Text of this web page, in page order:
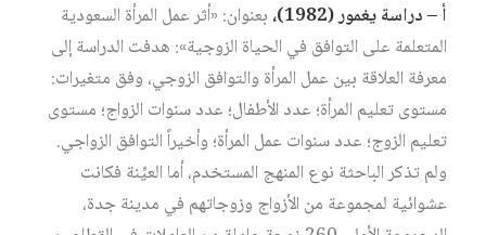
أ – دراسة يغمور (1982)،
بعنوان: «أثر عمل المرأة السعودية
المتعلمة على التوافق في الحياة الزوجية»: هدفت الدراسة إلى
معرفة العلاقة بين عمل المرأة والتوافق الزوجي، وفق متغيرات:
مستوى تعليم المرأة؛ عدد الأطفال؛ عدد سنوات الزواج؛ مستوى
تعليم الزوج؛ عدد سنوات عمل المرأة؛ وأخيراً التوافق الزواجي.
ولم تذكر الباحثة نوع المنهج المستخدم، أما العيِّنة فكانت
عشوائية لمجموعة من الأزواج وزوجاتهم في مدينة جدة،